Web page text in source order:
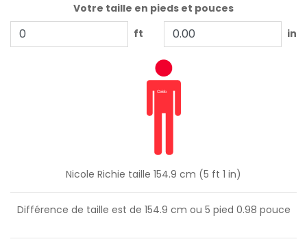
Votre taille en pieds et pouces
ft
in
Nicole Richie taille 154.9 cm (5 ft 1 in)
Différence de taille est de 154.9 cm ou 5 pied 0.98 pouce